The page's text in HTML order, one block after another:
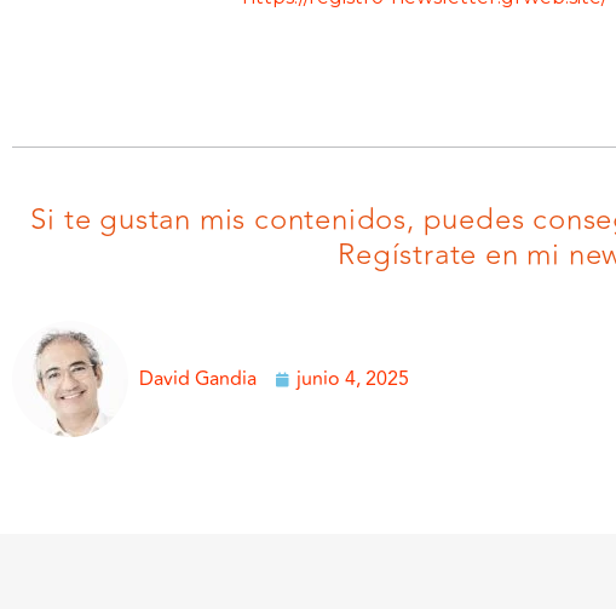
Si te gustan mis contenidos, puedes
Regístrate en mi
David Gandia junio 4, 2025